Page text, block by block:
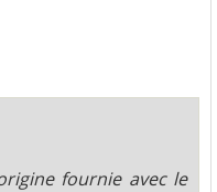
fournie avec le